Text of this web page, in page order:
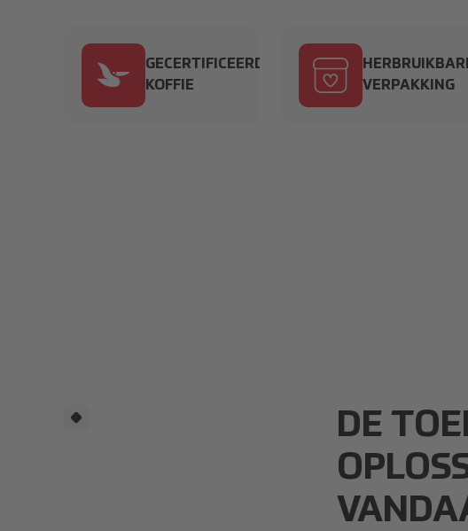
KRINGLOOPPROJECTEN VOORZIEN WIJ IN DE
VANDAAG, REKENING HOUDEND MET DE IMPACT OP
PR_icon_colored 1.svg
GECERTIFICEERDE
KOFFIE
box-heart_10786331 1
VERPAKKING
DE